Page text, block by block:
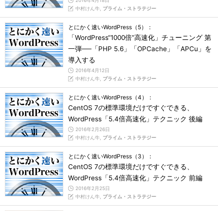
中村けん牛, プライム・ストラテジー
とにかく速いWordPress（5）：
「WordPress“1000倍”高速化」チューニング 第
一弾──「PHP 5.6」「OPCache」「APCu」を
導入する
2016年4月12日
中村けん牛, プライム・ストラテジー
とにかく速いWordPress（4）：
CentOS 7の標準環境だけですぐできる、
WordPress「5.4倍高速化」テクニック 後編
2016年2月26日
中村けん牛, プライム・ストラテジー
とにかく速いWordPress（3）：
CentOS 7の標準環境だけですぐできる、
WordPress「5.4倍高速化」テクニック 前編
2016年2月25日
中村けん牛, プライム・ストラテジー